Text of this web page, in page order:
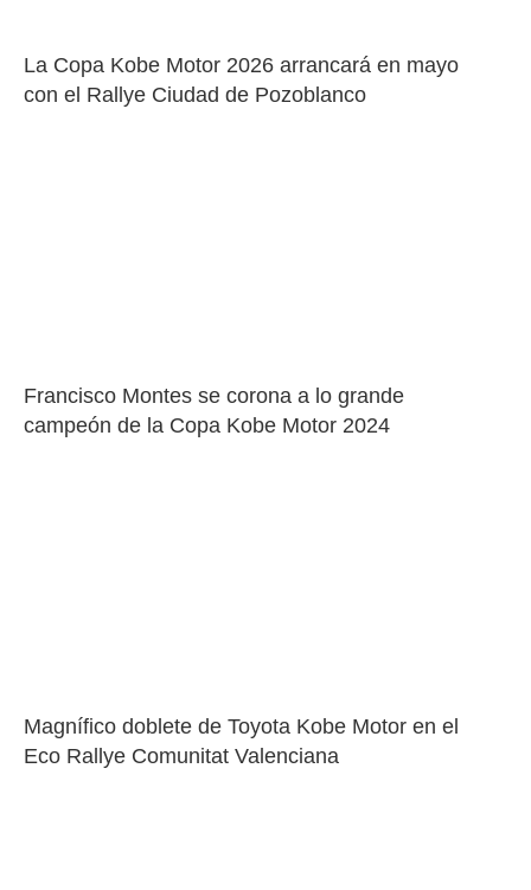
La Copa Kobe Motor 2026 arrancará en mayo
con el Rallye Ciudad de Pozoblanco
Francisco Montes se corona a lo grande
campeón de la Copa Kobe Motor 2024
Magnífico doblete de Toyota Kobe Motor en el
Eco Rallye Comunitat Valenciana